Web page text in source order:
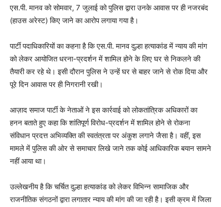
एस.पी. मानव को सोमवार, 7 जुलाई को पुलिस द्वारा उनके आवास पर ही नजरबंद
(हाउस अरेस्ट) किए जाने का आरोप लगाया गया है।
पार्टी पदाधिकारियों का कहना है कि एस.पी. मानव दुल्हा हत्याकांड में न्याय की मांग
को लेकर आयोजित धरना-प्रदर्शन में शामिल होने के लिए घर से निकलने की
तैयारी कर रहे थे। इसी दौरान पुलिस ने उन्हें घर से बाहर जाने से रोक दिया और
पूरे दिन आवास पर ही निगरानी रखी।
आज़ाद समाज पार्टी के नेताओं ने इस कार्रवाई को लोकतांत्रिक अधिकारों का
हनन बताते हुए कहा कि शांतिपूर्ण विरोध-प्रदर्शन में शामिल होने से रोकना
संविधान प्रदत्त अभिव्यक्ति की स्वतंत्रता पर अंकुश लगाने जैसा है। वहीं, इस
मामले में पुलिस की ओर से समाचार लिखे जाने तक कोई आधिकारिक बयान सामने
नहीं आया था।
उल्लेखनीय है कि चर्चित दुल्हा हत्याकांड को लेकर विभिन्न सामाजिक और
राजनीतिक संगठनों द्वारा लगातार न्याय की मांग की जा रही है। इसी क्रम में जिला